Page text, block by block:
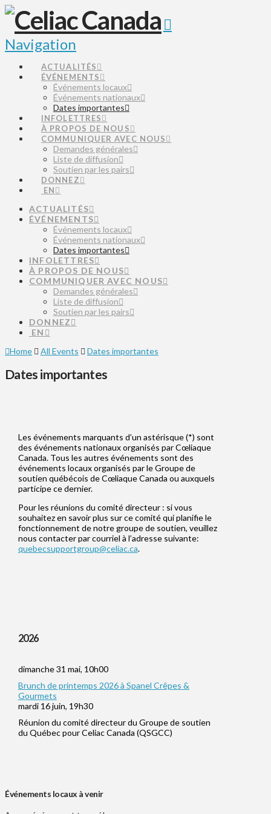
Navigation
ACTUALITÉS
ÉVÉNEMENTS
Événements locaux
Événements nationaux
Dates importantes
INFOLETTRES
À PROPOS DE NOUS
COMMUNIQUER AVEC NOUS
Demandes générales
Liste de diffusion
Soutien par les pairs
DONNEZ
EN
ACTUALITÉS
ÉVÉNEMENTS
Événements locaux
Événements nationaux
Dates importantes
INFOLETTRES
À PROPOS DE NOUS
COMMUNIQUER AVEC NOUS
Demandes générales
Liste de diffusion
Soutien par les pairs
DONNEZ
EN
Home
All Events Dates importantes
Dates importantes
Les événements marquants d’un astérisque (*) sont
des événements nationaux organisés par Cœliaque
Canada. Tous les autres événements sont des
événements locaux organisés par le Groupe de
soutien québécois de Cœliaque Canada ou auxquels
participe ce dernier.
Pour les réunions du comité directeur : si vous
souhaitez en savoir plus sur ce comité qui planifie le
fonctionnement de notre groupe de soutien, veuillez
nous contacter par courriel à l’adresse suivante:
quebecsupportgroup@celiac.ca.
2026
dimanche 31 mai, 10h00
Brunch de printemps 2026 à Spanel Crêpes &
Gourmets
mardi 16 juin, 19h30
Réunion du comité directeur du Groupe de soutien
du Québec pour Celiac Canada (QSGCC)
Événements locaux à venir